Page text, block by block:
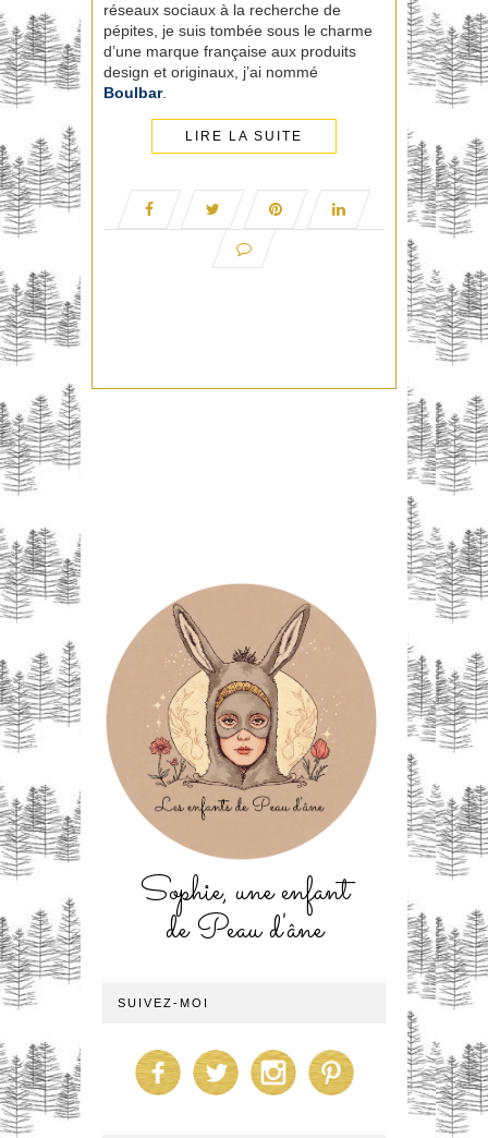
réseaux sociaux à la recherche de
pépites, je suis tombée sous le charme
d’une marque française aux produits
design et originaux, j’ai nommé
Boulbar.
LIRE LA SUITE
Sophie, une enfant
de Peau d'âne
SUIVEZ-MOI